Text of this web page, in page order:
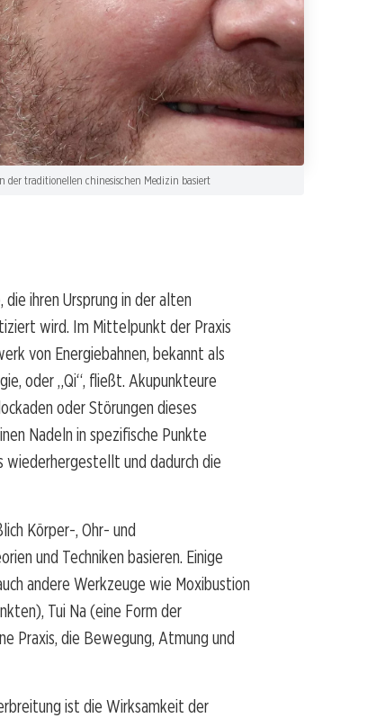
traditionellen chinesischen Medizin basiert
ihren Ursprung in der alten
wird. Im Mittelpunkt der Praxis
von Energiebahnen, bekannt als
oder „Qi“, fließt. Akupunkteure
oder Störungen dieses
Nadeln in spezifische Punkte
wiederhergestellt und dadurch die
Körper-, Ohr- und
und Techniken basieren. Einige
andere Werkzeuge wie Moxibustion
Tui Na (eine Form der
Praxis, die Bewegung, Atmung und
ist die Wirksamkeit der